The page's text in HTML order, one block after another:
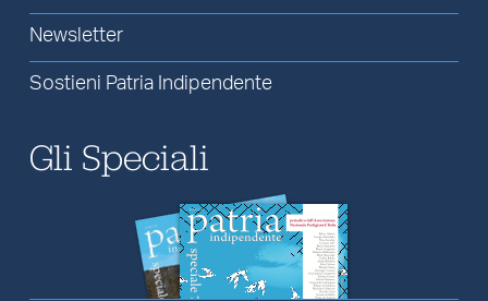
Newsletter
Sostieni Patria Indipendente
Gli Speciali